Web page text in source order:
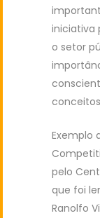
iniciativa
o setor
Exemplo
pelo
que foi
Ranolfo